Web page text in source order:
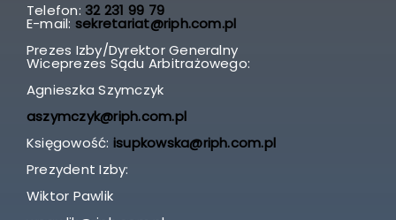
Telefon: 32 231 99 79
E-mail: sekretariat@riph.com.pl
Prezes Izby/Dyrektor Generalny
Wiceprezes Sądu Arbitrażowego:
Agnieszka Szymczyk
aszymczyk@riph.com.pl
Księgowość: isupkowska@riph.com.pl
Prezydent Izby:
Wiktor Pawlik